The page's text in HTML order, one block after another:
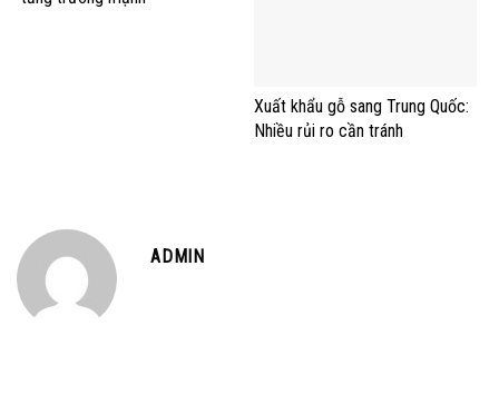
Xuất khẩu gỗ sang Trung Quốc:
Nhiều rủi ro cần tránh
ADMIN